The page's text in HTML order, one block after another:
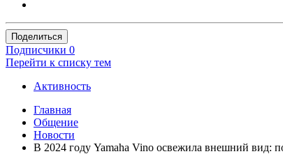
Поделиться
Подписчики 0
Перейти к списку тем
Активность
Главная
Общение
Новости
В 2024 году Yamaha Vino освежила внешний вид: